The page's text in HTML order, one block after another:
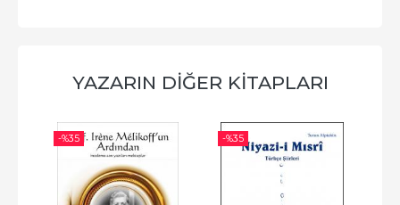
YAZARIN DIĞER KITAPLARI
-%35 -%35